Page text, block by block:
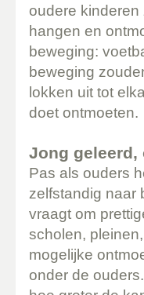
oudere kinderen
hangen en
beweging:
beweging
lokken uit tot
doet ontmoeten.
Jong geleerd,
Pas als ouders
zelfstandig naar
vraagt om
scholen,
mogelijke
onder de